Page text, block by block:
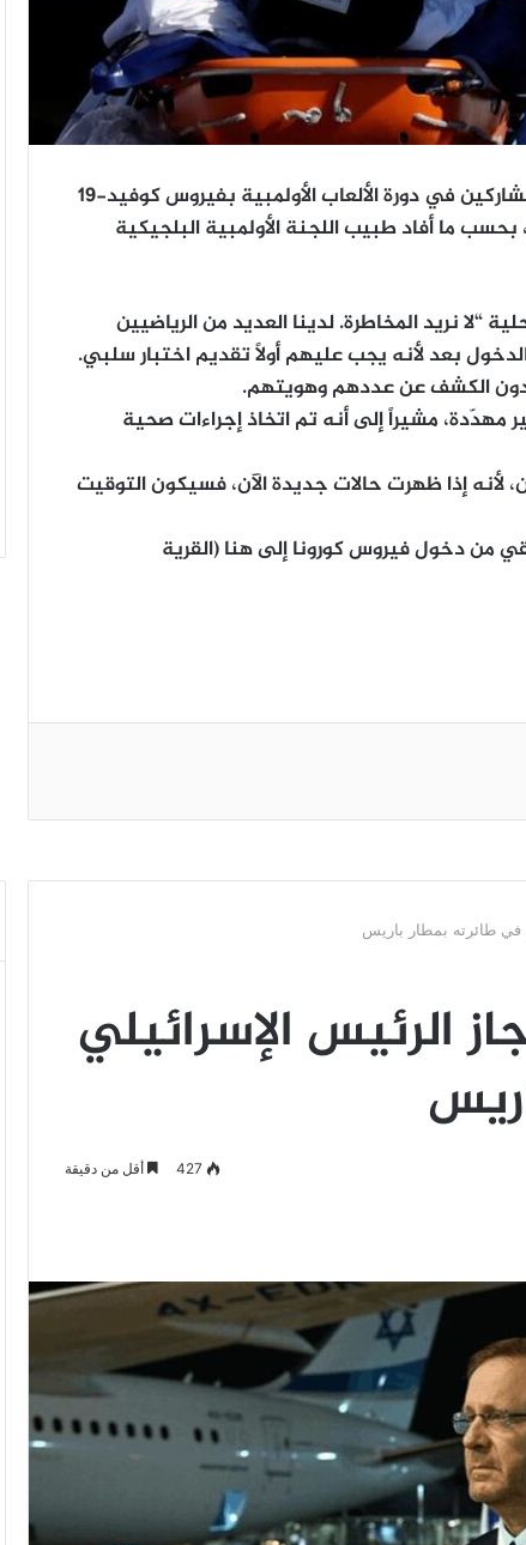
ثبتت إصابة العديد من الرياضيين البلجيكيين المشاركين في دورة الألعاب الأولمبية بفيروس كوفيد-19
ما أفاد طبيب اللجنة الأولمبية البلجيكية
“لا نريد المخاطرة. لدينا العديد من الرياضيين
بعد لأنه يجب عليهم أولاً تقديم اختبار سلبي.
دون الكشف عن عددهم وهويتهم.
مهدّدة، مشيراً إلى أنه تم اتخاذ إجراءات صحية
لأنه إذا ظهرت حالات جديدة الآن، فسيكون التوقيت
دخول فيروس كورونا إلى هنا (القرية